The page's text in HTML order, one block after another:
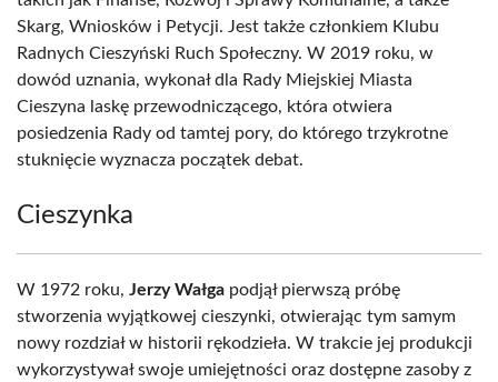
Skarg, Wniosków i Petycji. Jest także członkiem Klubu
Radnych Cieszyński Ruch Społeczny. W 2019 roku, w
dowód uznania, wykonał dla Rady Miejskiej Miasta
Cieszyna laskę przewodniczącego, która otwiera
posiedzenia Rady od tamtej pory, do którego trzykrotne
stuknięcie wyznacza początek debat.
Cieszynka
W 1972 roku, Jerzy Wałga podjął pierwszą próbę
stworzenia wyjątkowej cieszynki, otwierając tym samym
nowy rozdział w historii rękodzieła. W trakcie jej produkcji
wykorzystywał swoje umiejętności oraz dostępne zasoby z